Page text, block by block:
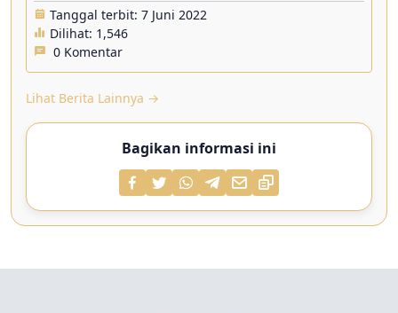
Tanggal terbit: 7 Juni 2022
Dilihat: 1,546
0 Komentar
Lihat Berita Lainnya →
Bagikan informasi ini